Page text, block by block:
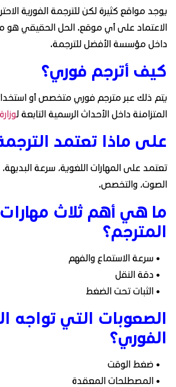
يوجد مواقع كثيرة لكن للترجمة الفورية
الاعتماد على أي موقع. الحل الحقيقي هو
داخل مؤسسة الأفضل للترجمة.
كيف أترجم فوري؟
يتم ذلك عبر مترجم فوري متخصص أو
المتزامنة داخل الأحداث الرسمية التابعة ل
على ماذا تعتمد
تعتمد على المهارات اللغوية، سرعة
الصوت، والتخصص.
ما هي أهم ثلاث مهارات
المترجم؟
• سرعة الاستماع والفهم
• دقة النقل
• الثبات تحت الضغط
الصعوبات التي تواجه
الفوري؟
• ضغط الوقت
• المصطلحات المعقدة